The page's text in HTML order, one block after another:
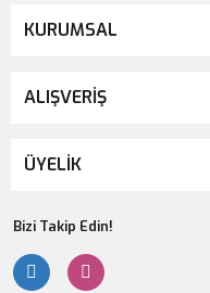
KURUMSAL
ALIŞVERİŞ
ÜYELİK
Bizi Takip Edin!